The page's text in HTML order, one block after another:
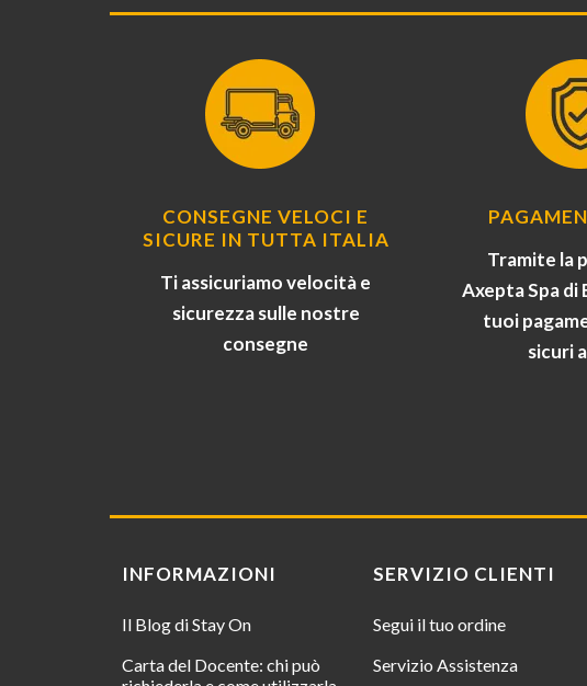
CONSEGNE VELOCI E
SICURE IN TUTTA ITALIA
Ti assicuriamo velocità e
sicurezza sulle nostre
consegne
Tramite la
Axepta Spa di
tuoi
sicuri
INFORMAZIONI
Il Blog di Stay On
Carta del Docente: chi può
SERVIZIO CLIENTI
Segui il tuo ordine
Servizio Assistenza